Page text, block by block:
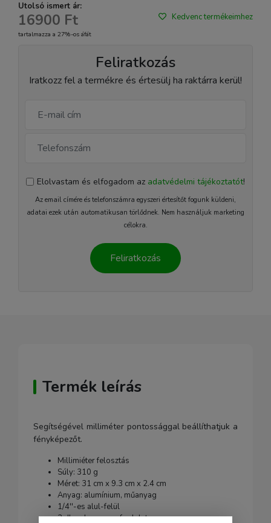
Utolsó ismert ár:
16900 Ft
tartalmazza a 27%-os áfát
Kedvenc termékeimhez
Feliratkozás
Iratkozz fel a termékre és értesülj ha raktárra kerül!
Elolvastam és elfogadom az adatvédelmi tájékoztatót!
Az email címére és telefonszámra egyszeri értesítőt fogunk küldeni,
adatai ezek után automatikusan törlődnek. Nem használjuk marketing
célokra.
Feliratkozás
Termék leírás
Segítségével milliméter pontossággal beállíthatjuk a
fényképezőt.
Millimiéter felosztás
Súly: 310 g
Méret: 31 cm x 9.3 cm x 2.4 cm
Anyag: alumínium, műanyag
1/4''-es alul-felül
2 db vakupapucs foglalat